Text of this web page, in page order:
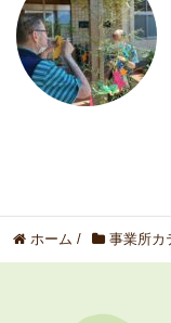
ホーム / 事業所カ